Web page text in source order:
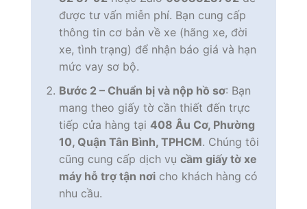
được tư vấn miễn phí. Bạn cung cấp
thông tin cơ bản về xe (hãng xe, đời
xe, tình trạng) để nhận báo giá và hạn
mức vay sơ bộ.
Bước 2 – Chuẩn bị và nộp hồ sơ: Bạn
mang theo giấy tờ cần thiết đến trực
tiếp cửa hàng tại 408 Âu Cơ, Phường
10, Quận Tân Bình, TPHCM. Chúng tôi
cũng cung cấp dịch vụ cầm giấy tờ xe
máy hỗ trợ tận nơicho khách hàng có
nhu cầu.